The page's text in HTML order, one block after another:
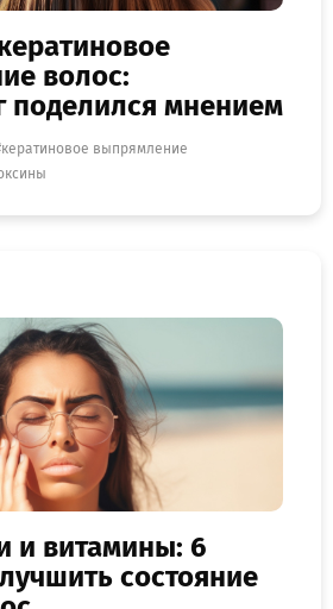
волос:
поделился мнением
кератиновое выпрямление
и витамины: 6
состояние